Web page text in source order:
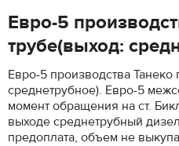
Евро-5
трубе(выход:
Евро-5 производства
среднетрубное). Евро-5
момент обращения на ст.
выходе среднетрубный
предоплата, объем не